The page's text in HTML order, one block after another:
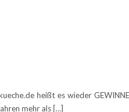
heißt es wieder
mehr als […]